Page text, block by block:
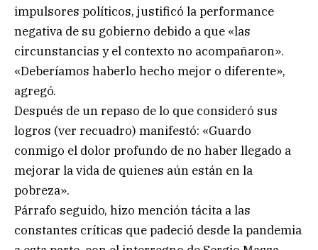
impulsores políticos, justificó la performance
negativa de su gobierno debido a que «las
circunstancias y el contexto no acompañaron».
«Deberíamos haberlo hecho mejor o diferente»,
agregó.
Después de un repaso de lo que consideró sus
logros (ver recuadro) manifestó: «Guardo
conmigo el dolor profundo de no haber llegado a
mejorar la vida de quienes aún están en la
pobreza».
Párrafo seguido, hizo mención tácita a las
constantes críticas que padeció desde la pandemia